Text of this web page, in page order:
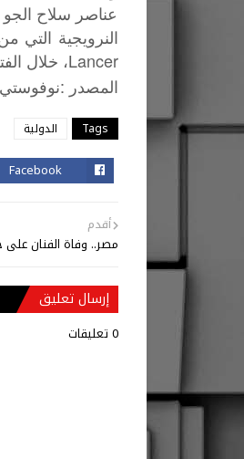
عناصر سلاح
Lancer، خلال الفترة من 7 إلى 20 فبراير الجاري.
المصدر :نوفوستي
Tags الدولية
Facebook
أقدم
مصر.. وفاة الفنان
إرسال تعليق
0 تعليقات